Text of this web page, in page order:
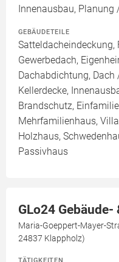
Innenausbau,
GEBÄUDETEILE
Satteldacheindeckung,
Gewerbedach,
Dachabdichtung,
Kellerdecke,
Brandschutz,
Mehrfamilienhaus,
Holzhaus,
Passivhaus
GLo24
Maria-Goeppert-Mayer-
24837 Klappholz)
TÄTIGKEITEN